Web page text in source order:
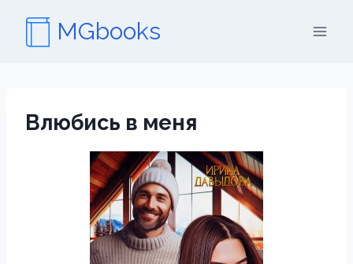
содержимому
MGbooks
Влюбись в меня